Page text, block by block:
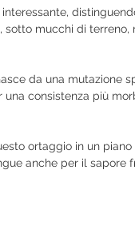
interessante,
sotto mucchi di
da una mutazione
consistenza più
ortaggio in un
anche per il sapore